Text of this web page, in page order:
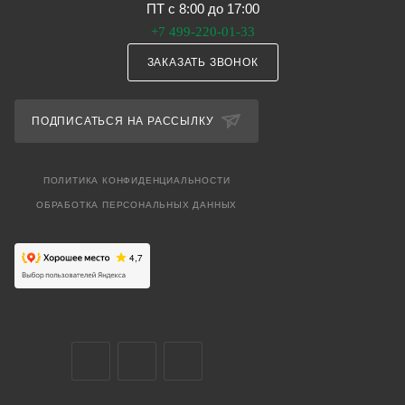
ПТ с 8:00 до 17:00
+7 499-220-01-33
ЗАКАЗАТЬ ЗВОНОК
ПОДПИСАТЬСЯ НА РАССЫЛКУ
ПОЛИТИКА КОНФИДЕНЦИАЛЬНОСТИ
ОБРАБОТКА ПЕРСОНАЛЬНЫХ ДАННЫХ